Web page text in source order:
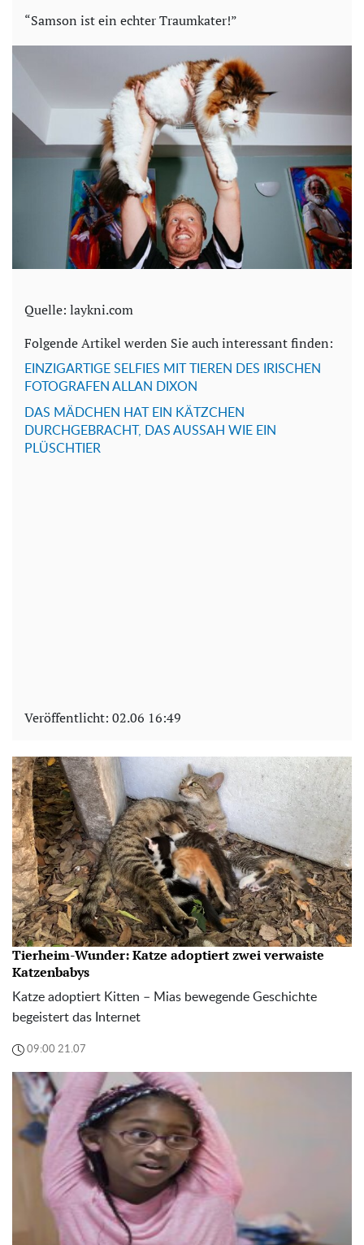
“Samson ist ein echter Traumkater!”
Quelle: laykni.com
Folgende Artikel werden Sie auch interessant finden:
EINZIGARTIGE SELFIES MIT TIEREN DES IRISCHEN
FOTOGRAFEN ALLAN DIXON
DAS MÄDCHEN HAT EIN KÄTZCHEN
DURCHGEBRACHT, DAS AUSSAH WIE EIN
PLÜSCHTIER
Veröffentlicht: 02.06 16:49
Tierheim-Wunder: Katze adoptiert zwei verwaiste
Katzenbabys
Katze adoptiert Kitten – Mias bewegende Geschichte
begeistert das Internet
09:00 21.07